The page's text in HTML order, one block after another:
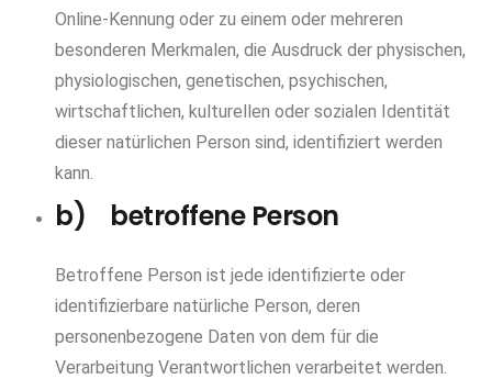
Online-Kennung oder zu einem oder mehreren
besonderen Merkmalen, die Ausdruck der physischen,
physiologischen, genetischen, psychischen,
wirtschaftlichen, kulturellen oder sozialen Identität
dieser natürlichen Person sind, identifiziert werden
kann.
b) betroffene Person
Betroffene Person ist jede identifizierte oder
identifizierbare natürliche Person, deren
personenbezogene Daten von dem für die
Verarbeitung Verantwortlichen verarbeitet werden.